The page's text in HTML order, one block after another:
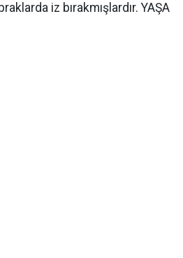
iz bırakmışlardır. YAŞA